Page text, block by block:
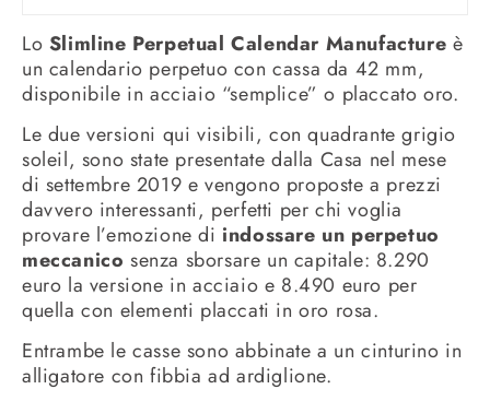
Lo Slimline Perpetual Calendar Manufacture è
un calendario perpetuo con cassa da 42 mm,
disponibile in acciaio “semplice” o placcato oro.
Le due versioni qui visibili, con quadrante grigio
soleil, sono state presentate dalla Casa nel mese
di settembre 2019 e vengono proposte a prezzi
davvero interessanti, perfetti per chi voglia
provare l’emozione di indossare un perpetuo
meccanico senza sborsare un capitale: 8.290
euro la versione in acciaio e 8.490 euro per
quella con elementi placcati in oro rosa.
Entrambe le casse sono abbinate a un cinturino in
alligatore con fibbia ad ardiglione.